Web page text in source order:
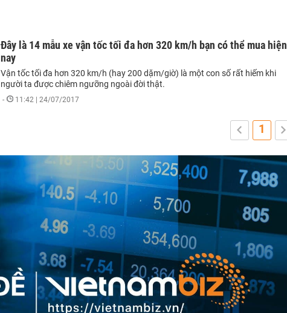
Đây là 14 mẫu xe vận tốc tối đa hơn 320 km/h bạn có thể mua hiện
nay
Vận tốc tối đa hơn 320 km/h (hay 200 dặm/giờ) là một con số rất hiếm khi
người ta được chiêm ngưỡng ngoài đời thật.
- 11:42 | 24/07/2017
1